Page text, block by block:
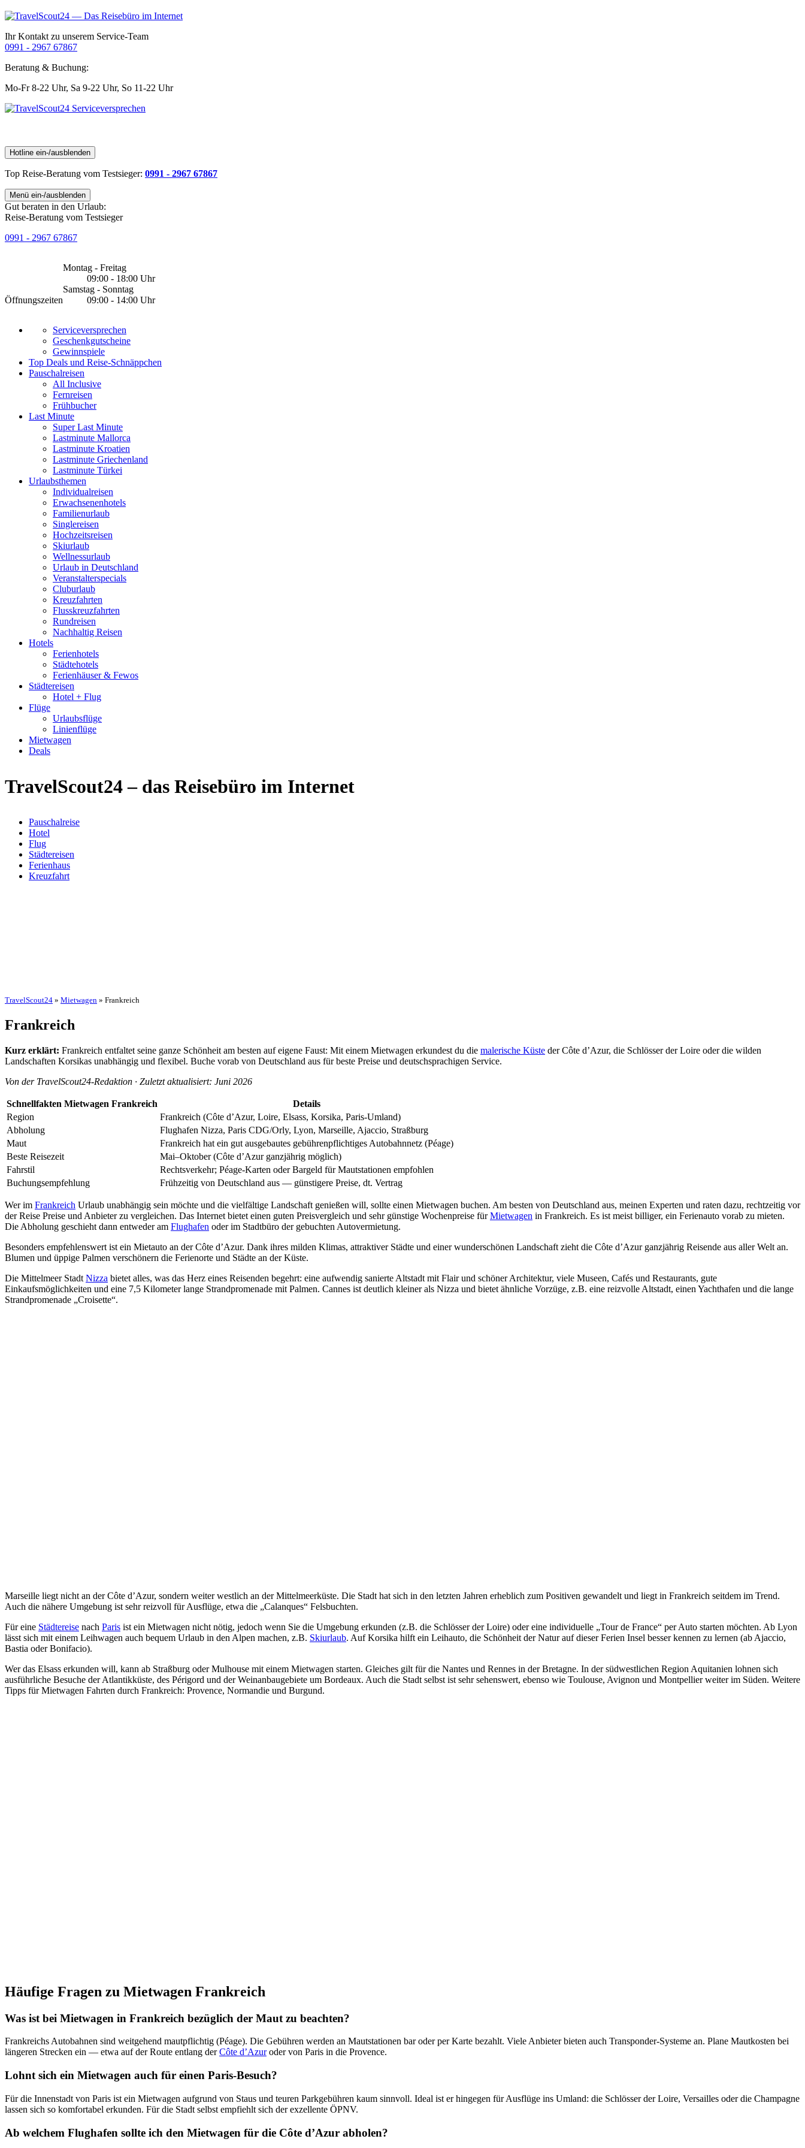
Ihr Kontakt zu unserem Service-Team
0991 - 2967 67867
Beratung & Buchung:
Mo-Fr 8-22 Uhr, Sa 9-22 Uhr, So 11-22 Uhr
Hotline ein-/ausblenden
Top Reise-Beratung vom Testsieger: 0991 - 2967 67867
Menü ein-/ausblenden
Gut beraten in den Urlaub:
Reise-Beratung vom Testsieger
0991 - 2967 67867
Öffnungszeiten
Montag - Freitag
09:00 - 18:00 Uhr
Samstag - Sonntag
09:00 - 14:00 Uhr
Serviceversprechen
Geschenkgutscheine
Gewinnspiele
Top Deals und Reise-Schnäppchen
Pauschalreisen
All Inclusive
Fernreisen
Frühbucher
Last Minute
Super Last Minute
Lastminute Mallorca
Lastminute Kroatien
Lastminute Griechenland
Lastminute Türkei
Urlaubsthemen
Individualreisen
Erwachsenenhotels
Familienurlaub
Singlereisen
Hochzeitsreisen
Skiurlaub
Wellnessurlaub
Urlaub in Deutschland
Veranstalterspecials
Cluburlaub
Kreuzfahrten
Flusskreuzfahrten
Rundreisen
Nachhaltig Reisen
Hotels
Ferienhotels
Städtehotels
Ferienhäuser & Fewos
Städtereisen
Hotel + Flug
Flüge
Urlaubsflüge
Linienflüge
Mietwagen
Deals
TravelScout24 – das Reisebüro im Internet
Pauschalreise
Hotel
Flug
Städtereisen
Ferienhaus
Kreuzfahrt
TravelScout24 » Mietwagen » Frankreich
Frankreich
Kurz erklärt: Frankreich entfaltet seine ganze Schönheit am besten auf eigene Faust: Mit einem Mietwagen erkundest du die malerische Küste der Côte d’Azur, die Schlösser der Loire oder die wilden
Landschaften Korsikas unabhängig und flexibel. Buche vorab von Deutschland aus für beste Preise und deutschsprachigen Service.
Von der TravelScout24-Redaktion · Zuletzt aktualisiert: Juni 2026
Schnellfakten Mietwagen Frankreich
Details
Region
Frankreich (Côte d’Azur, Loire, Elsass, Korsika, Paris-Umland)
Abholung
Flughafen Nizza, Paris CDG/Orly, Lyon, Marseille, Ajaccio, Straßburg
Maut
Frankreich hat ein gut ausgebautes gebührenpflichtiges Autobahnnetz (Péage)
Beste Reisezeit
Mai–Oktober (Côte d’Azur ganzjährig möglich)
Fahrstil
Rechtsverkehr; Péage-Karten oder Bargeld für Mautstationen empfohlen
Buchungsempfehlung
Frühzeitig von Deutschland aus — günstigere Preise, dt. Vertrag
Wer im Frankreich Urlaub unabhängig sein möchte und die vielfältige Landschaft genießen will, sollte einen Mietwagen buchen. Am besten von Deutschland aus, meinen Experten und raten dazu, rechtzeitig vor
der Reise Preise und Anbieter zu vergleichen. Das Internet bietet einen guten Preisvergleich und sehr günstige Wochenpreise fürMietwagen in Frankreich. Es ist meist billiger, ein Ferienauto vorab zu mieten.
Die Abholung geschieht dann entweder am Flughafen oder im Stadtbüro der gebuchten Autovermietung.
Besonders empfehlenswert ist ein Mietauto an der Côte d’Azur. Dank ihres milden Klimas, attraktiver Städte und einer wunderschönen Landschaft zieht die Côte d’Azur ganzjährig Reisende aus aller Welt an.
Blumen und üppige Palmen verschönern die Ferienorte und Städte an der Küste.
Die Mittelmeer Stadt Nizza bietet alles, was das Herz eines Reisenden begehrt: eine aufwendig sanierte Altstadt mit Flair und schöner Architektur, viele Museen, Cafés und Restaurants, gute
Einkaufsmöglichkeiten und eine 7,5 Kilometer lange Strandpromenade mit Palmen. Cannes ist deutlich kleiner als Nizza und bietet ähnliche Vorzüge, z.B. eine reizvolle Altstadt, einen Yachthafen und die lange
Strandpromenade „Croisette“.
Marseille liegt nicht an der Côte d’Azur, sondern weiter westlich an der Mittelmeerküste. Die Stadt hat sich in den letzten Jahren erheblich zum Positiven gewandelt und liegt in Frankreich seitdem im Trend.
Auch die nähere Umgebung ist sehr reizvoll für Ausflüge, etwa die „Calanques“ Felsbuchten.
Für eine Städtereise nach Paris ist ein Mietwagen nicht nötig, jedoch wenn Sie die Umgebung erkunden (z.B. die Schlösser der Loire) oder eine individuelle „Tour de France“ per Auto starten möchten. Ab Lyon
lässt sich mit einem Leihwagen auch bequem Urlaub in den Alpen machen, z.B. Skiurlaub. Auf Korsika hilft ein Leihauto, die Schönheit der Natur auf dieser Ferien Insel besser kennen zu lernen (ab Ajaccio,
Bastia oder Bonifacio).
Wer das Elsass erkunden will, kann ab Straßburg oder Mulhouse mit einem Mietwagen starten. Gleiches gilt für die Nantes und Rennes in der Bretagne. In der südwestlichen Region Aquitanien lohnen sich
ausführliche Besuche der Atlantikküste, des Périgord und der Weinanbaugebiete um Bordeaux. Auch die Stadt selbst ist sehr sehenswert, ebenso wie Toulouse, Avignon und Montpellier weiter im Süden. Weitere
Tipps für Mietwagen Fahrten durch Frankreich: Provence, Normandie und Burgund.
Häufige Fragen zu Mietwagen Frankreich
Was ist bei Mietwagen in Frankreich bezüglich der Maut zu beachten?
Frankreichs Autobahnen sind weitgehend mautpflichtig (Péage). Die Gebühren werden an Mautstationen bar oder per Karte bezahlt. Viele Anbieter bieten auch Transponder-Systeme an. Plane Mautkosten bei
längeren Strecken ein — etwa auf der Route entlang derCôte d’Azuroder von Paris in die Provence.
Lohnt sich ein Mietwagen auch für einen Paris-Besuch?
Für die Innenstadt von Paris ist ein Mietwagen aufgrund von Staus und teuren Parkgebühren kaum sinnvoll. Ideal ist er hingegen für Ausflüge ins Umland: die Schlösser der Loire, Versailles oder die Champagne
lassen sich so komfortabel erkunden. Für die Stadt selbst empfiehlt sich der exzellente ÖPNV.
Ab welchem Flughafen sollte ich den Mietwagen für die Côte d’Azur abholen?